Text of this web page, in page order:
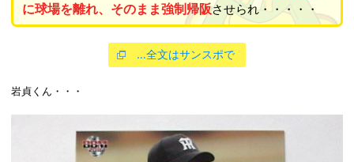
に球場を離れ、そのまま強制帰阪させられ・・・・・
…全文はサンスポで
岩貞くん・・・